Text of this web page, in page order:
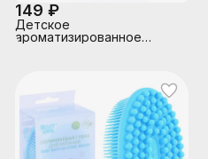
149 ₽
Детское
ароматизированное